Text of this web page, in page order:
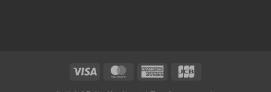
Visa MasterCard American